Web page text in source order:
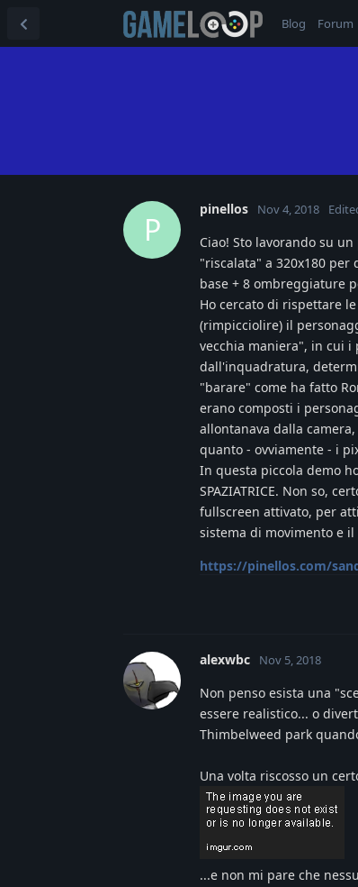
Blog Forum
P
pinellos Nov 4, 2018
Ciao! Sto lavorando su
"riscalata" a 320x180
base + 8 ombreggiature
Ho cercato di rispettare
(rimpicciolire) il
vecchia maniera", in cui
dall'inquadratura,
"barare" come ha fatto
erano composti i
allontanava dalla
quanto - ovviamente - i
In questa piccola demo
SPAZIATRICE. Non so,
fullscreen attivato, per
sistema di movimento e
https://pinellos.com/
alexwbc Nov 5, 2018
Non penso esista una
essere realistico... o
Thimbelweed park
Una volta riscosso un
...e non mi pare che